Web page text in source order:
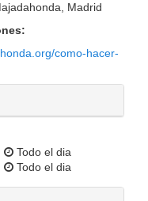
Madrid
como-hacer-
Todo el dia
Todo el dia